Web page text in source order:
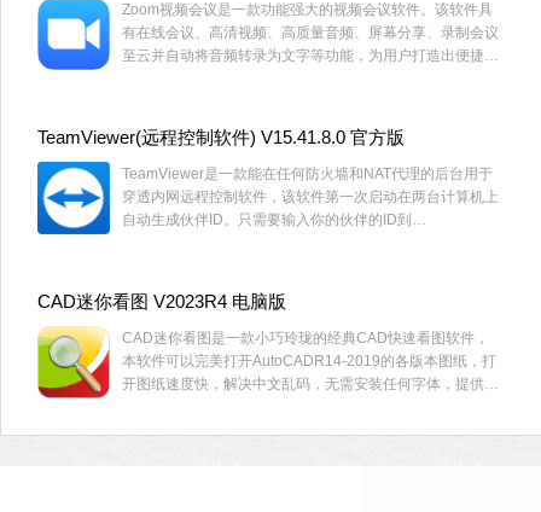
Zoom视频会议是一款功能强大的视频会议软件。该软件具
有在线会议、高清视频、高质量音频、屏幕分享、录制会议
至云并自动将音频转录为文字等功能，为用户打造出便捷易
TeamViewer(远程控制软件) V15.41.8.0 官方版
TeamViewer是一款能在任何防火墙和NAT代理的后台用于
穿透内网远程控制软件，该软件第一次启动在两台计算机上
自动生成伙伴ID。只需要输入你的伙伴的ID到
CAD迷你看图 V2023R4 电脑版
CAD迷你看图是一款小巧玲珑的经典CAD快速看图软件，
本软件可以完美打开AutoCADR14-2019的各版本图纸，打
开图纸速度快，解决中文乱码，无需安装任何字体，提供免